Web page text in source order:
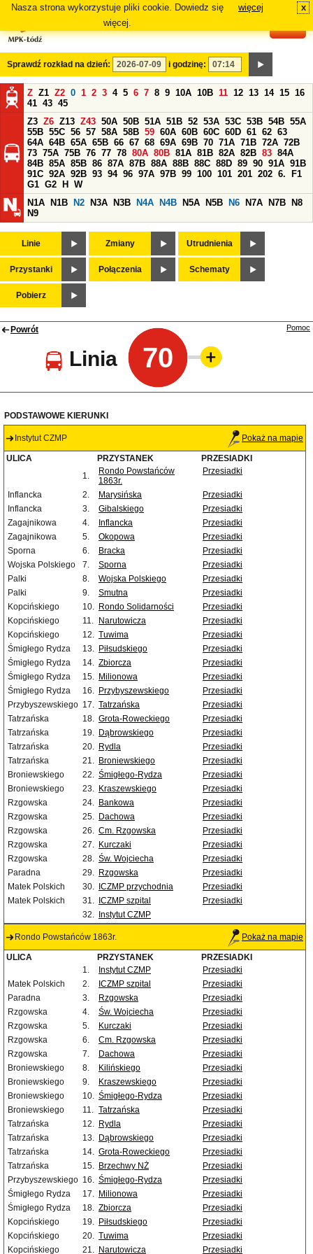
Nasza strona wykorzystuje pliki cookie. Dowiedz się
więcej.
więcej x
Sprawdź rozkład na dzień: i godzinę:
Z Z1 Z2 0 1 2 3 4 5 6 7 8 9 10A 10B 11 12 13 14 15 16
41 43 45
Z3 Z6 Z13 Z43 50A 50B 51A 51B 52 53A 53C 53B 54B 55A
55B 55C 56 57 58A 58B 59 60A 60B 60C 60D 61 62 63
64A 64B 65A 65B 66 67 68 69A 69B 70 71A 71B 72A 72B
73 75A 75B 76 77 78 80A 80B 81A 81B 82A 82B 83 84A
84B 85A 85B 86 87A 87B 88A 88B 88C 88D 89 90 91A 91B
91C 92A 92B 93 94 96 97A 97B 99 100 101 201 202 6.
F1
G1 G2 H
W
N1A
N1B N2 N3A N3B N4A N4B N5A N5B N6 N7A N7B
N8
N9
Linie Zmiany Utrudnienia
Przystanki Połączenia Schematy
Pobierz
Powrót
Linia 70
Pomoc
PODSTAWOWE KIERUNKI
Instytut CZMP Pokaż na mapie
ULICA PRZYSTANEK
PRZESIADKI
1.
Rondo Powstańców
1863r.
Przesiadki
Inflancka 2. Marysińska
Przesiadki
Inflancka
3. Gibalskiego
Przesiadki
Zagajnikowa
4. Inflancka
Przesiadki
Zagajnikowa
5. Okopowa
Przesiadki
Sporna
6. Bracka
Przesiadki
Wojska Polskiego
7. Sporna
Przesiadki
Palki
8. Wojska Polskiego
Przesiadki
Palki
9. Smutna
Przesiadki
Kopcińskiego
10. Rondo Solidarności
Przesiadki
Kopcińskiego
11. Narutowicza
Przesiadki
Kopcińskiego
12. Tuwima
Przesiadki
Śmigłego Rydza
13. Piłsudskiego
Przesiadki
Śmigłego Rydza
14. Zbiorcza
Przesiadki
Śmigłego Rydza
15. Milionowa
Przesiadki
Śmigłego Rydza
16. Przybyszewskiego
Przesiadki
Przybyszewskiego 17. Tatrzańska
Przesiadki
Tatrzańska
18. Grota-Roweckiego
Przesiadki
Tatrzańska
19. Dąbrowskiego
Przesiadki
Tatrzańska
20. Rydla
Przesiadki
Tatrzańska
21. Broniewskiego
Przesiadki
Broniewskiego
22. Śmigłego-Rydza
Przesiadki
Broniewskiego
23. Kraszewskiego
Przesiadki
Rzgowska
24. Bankowa
Przesiadki
Rzgowska
25. Dachowa
Przesiadki
Rzgowska
26. Cm. Rzgowska
Przesiadki
Rzgowska
27. Kurczaki
Przesiadki
Rzgowska
28. Św. Wojciecha
Przesiadki
Paradna
29. Rzgowska
Przesiadki
Matek Polskich
30. ICZMP przychodnia
Przesiadki
Matek Polskich
31. ICZMP szpital
Przesiadki
32.
Instytut CZMP
Rondo Powstańców 1863r. Pokaż na mapie
ULICA PRZYSTANEK
PRZESIADKI
1.
Instytut CZMP
Przesiadki
Matek Polskich
2. ICZMP szpital
Przesiadki
Paradna
3. Rzgowska
Przesiadki
Rzgowska
4. Św. Wojciecha
Przesiadki
Rzgowska
5. Kurczaki
Przesiadki
Rzgowska
6. Cm. Rzgowska
Przesiadki
Rzgowska
7. Dachowa
Przesiadki
Broniewskiego
8. Kilińskiego
Przesiadki
Broniewskiego
9. Kraszewskiego
Przesiadki
Broniewskiego
10. Śmigłego-Rydza
Przesiadki
Broniewskiego
11. Tatrzańska
Przesiadki
Tatrzańska
12. Rydla
Przesiadki
Tatrzańska
13. Dąbrowskiego
Przesiadki
Tatrzańska
14. Grota-Roweckiego
Przesiadki
Tatrzańska
15. Brzechwy NŻ
Przesiadki
Przybyszewskiego 16. Śmigłego-Rydza
Przesiadki
Śmigłego Rydza
17. Milionowa
Przesiadki
Śmigłego Rydza
18. Zbiorcza
Przesiadki
Kopcińskiego
19. Piłsudskiego
Przesiadki
Kopcińskiego
20. Tuwima
Przesiadki
Kopcińskiego
21. Narutowicza Przesiadki